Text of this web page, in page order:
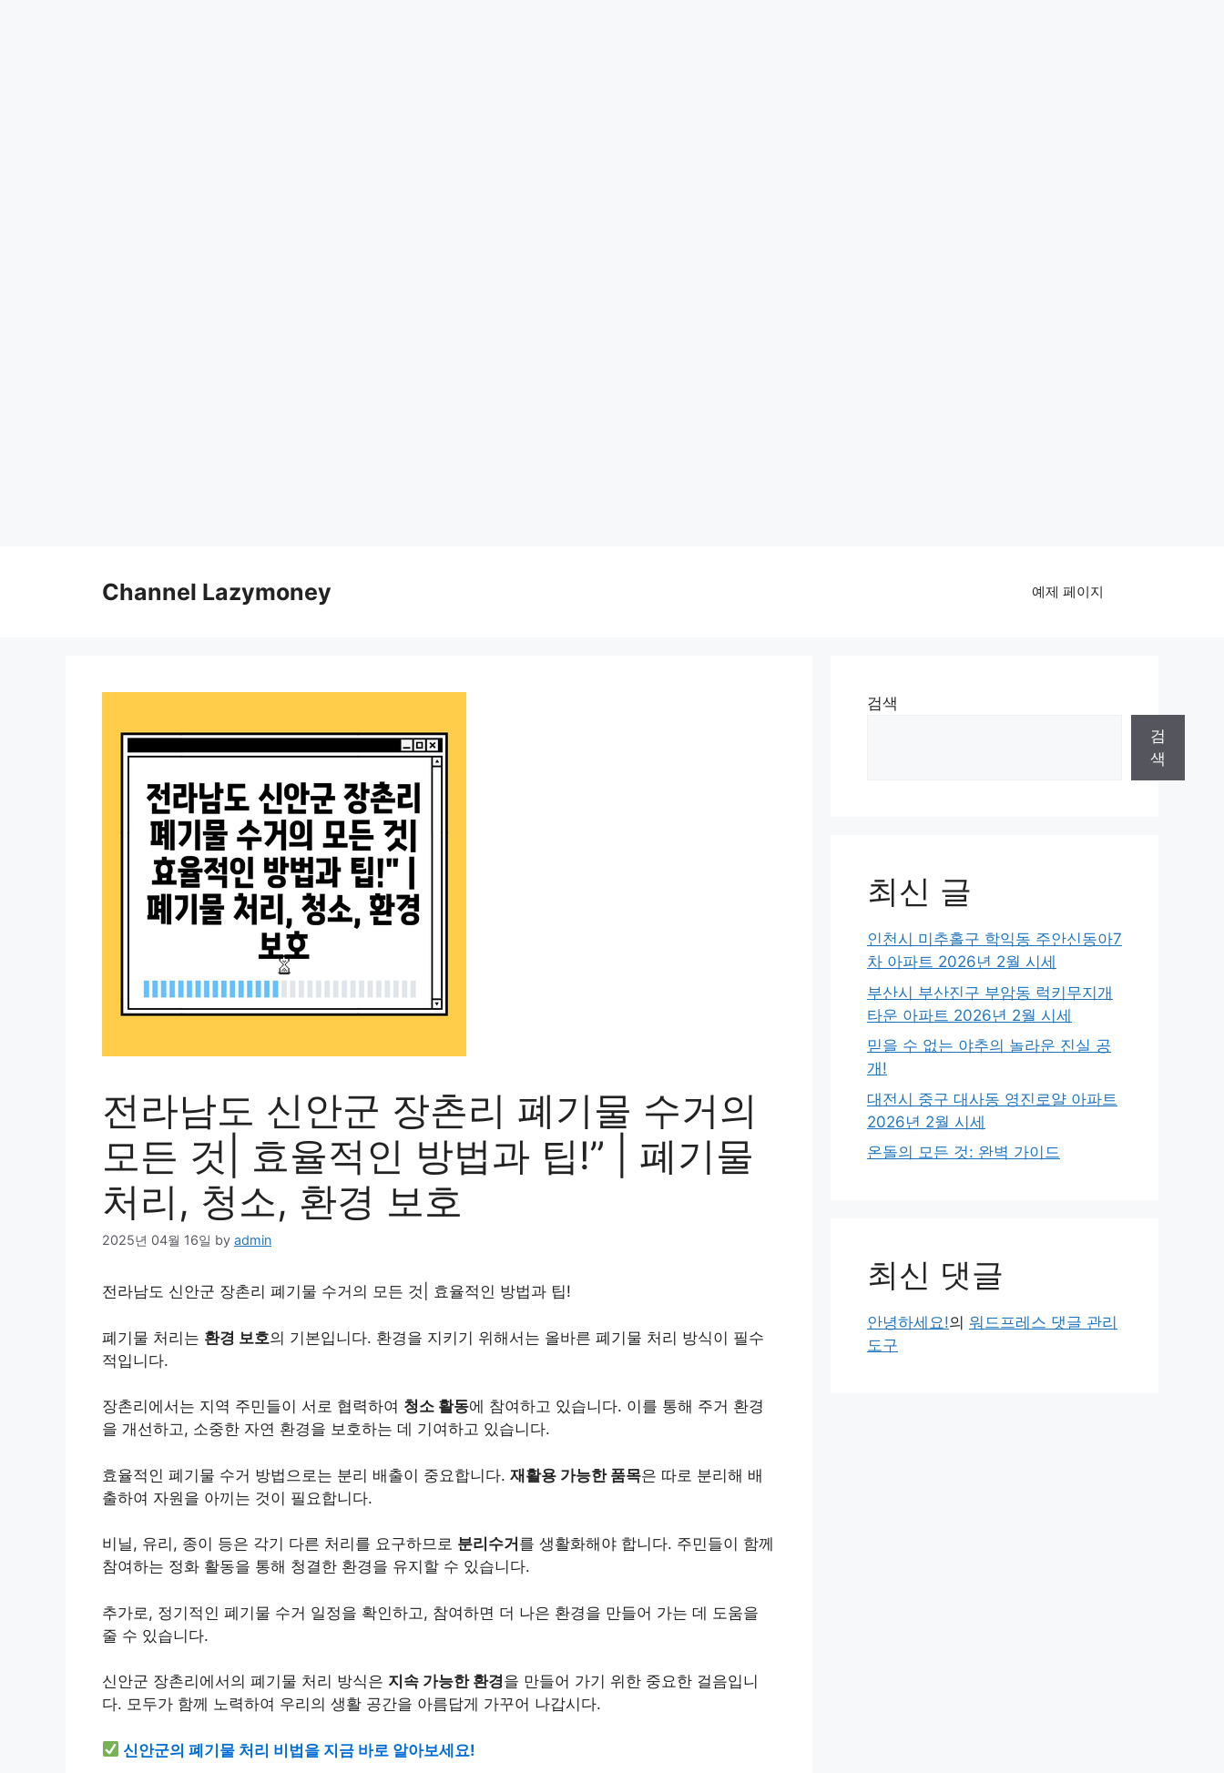
Channel Lazymoney 예제 페이지
전라남도 신안군 장촌리 폐기물 수거의
모든 것| 효율적인 방법과 팁!” | 폐기물
처리, 청소, 환경 보호
2025년 04월 16일 by admin
전라남도 신안군 장촌리 폐기물 수거의 모든 것| 효율적인 방법과 팁!
폐기물 처리는 환경 보호의 기본입니다. 환경을 지키기 위해서는 올바른 폐기물 처리 방식이 필수
적입니다.
장촌리에서는 지역 주민들이 서로 협력하여 청소 활동에 참여하고 있습니다. 이를 통해 주거 환경
을 개선하고, 소중한 자연 환경을 보호하는 데 기여하고 있습니다.
효율적인 폐기물 수거 방법으로는 분리 배출이 중요합니다. 재활용 가능한 품목은 따로 분리해 배
출하여 자원을 아끼는 것이 필요합니다.
비닐, 유리, 종이 등은 각기 다른 처리를 요구하므로 분리수거 를 생활화해야 합니다. 주민들이 함께
참여하는 정화 활동을 통해 청결한 환경을 유지할 수 있습니다.
추가로, 정기적인 폐기물 수거 일정을 확인하고, 참여하면 더 나은 환경을 만들어 가는 데 도움을
줄 수 있습니다.
신안군 장촌리에서의 폐기물 처리 방식은 지속 가능한 환경을 만들어 가기 위한 중요한 걸음입니
다. 모두가 함께 노력하여 우리의 생활 공간을 아름답게 가꾸어 나갑시다.
신안군의 폐기물 처리 비법을 지금 바로 알아보세요!
검색
검
색
최신 글
인천시 미추홀구 학익동 주안신동아7
차 아파트 2026년 2월 시세
부산시 부산진구 부암동 럭키무지개
타운 아파트 2026년 2월 시세
믿을 수 없는 야추의 놀라운 진실 공
개!
대전시 중구 대사동 영진로얄 아파트
2026년 2월 시세
온돌의 모든 것: 완벽 가이드
최신 댓글
안녕하세요!의 워드프레스 댓글 관리
도구